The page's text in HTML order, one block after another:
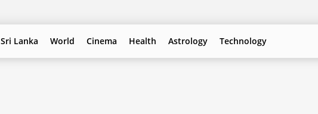
Sri Lanka World Cinema Health Astrology Technology